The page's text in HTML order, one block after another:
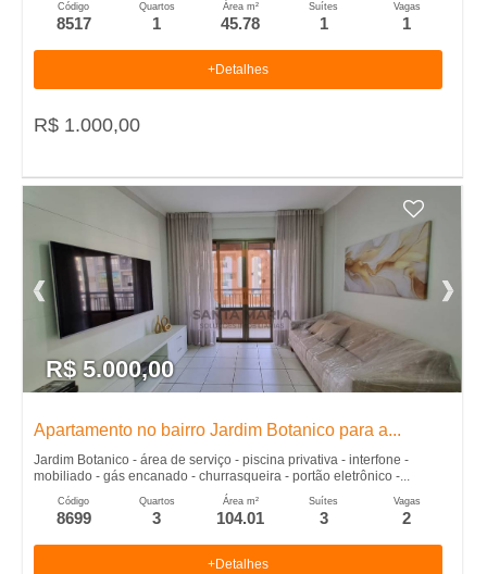
Código
8517
Quartos
1
Área m²
45.78
Suítes
1
Vagas
1
+Detalhes
R$ 1.000,00
R$ 5.000,00
Apartamento no bairro Jardim Botanico para a...
Jardim Botanico - área de serviço - piscina privativa - interfone -
mobiliado - gás encanado - churrasqueira - portão eletrônico -...
Código
8699
Quartos
3
Área m²
104.01
Suítes
3
Vagas
2
+Detalhes